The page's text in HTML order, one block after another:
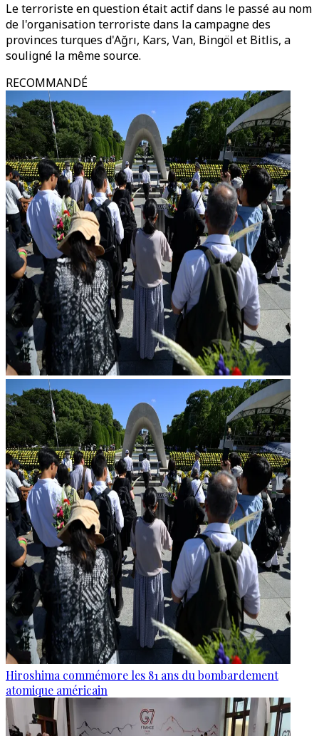
Le terroriste en question était actif dans le passé au nom
de l'organisation terroriste dans la campagne des
provinces turques d'Ağrı, Kars, Van, Bingöl et Bitlis, a
souligné la même source.
RECOMMANDÉ
Hiroshima commémore les 81 ans du bombardement
atomique américain